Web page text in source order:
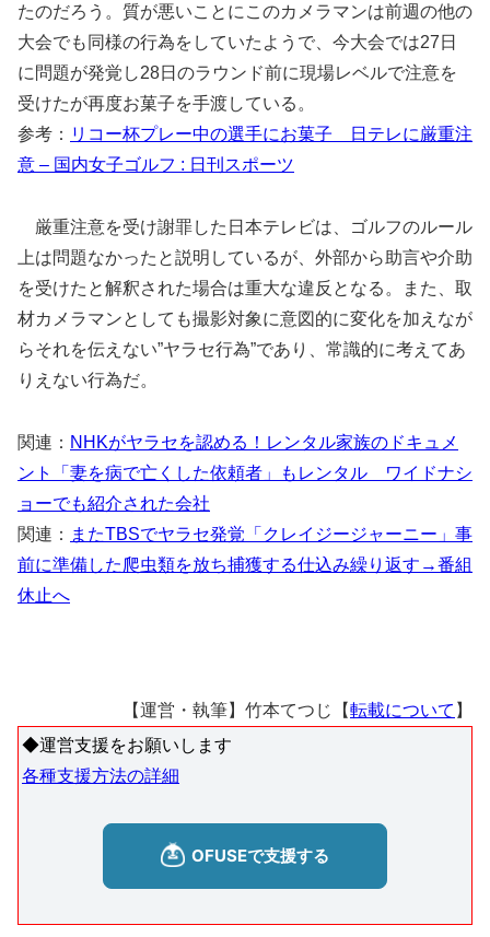
たのだろう。質が悪いことにこのカメラマンは前週の他の
大会でも同様の行為をしていたようで、今大会では27日
に問題が発覚し28日のラウンド前に現場レベルで注意を
受けたが再度お菓子を手渡している。
参考： リコー杯プレー中の選手にお菓子 日テレに厳重注
意 – 国内女子ゴルフ : 日刊スポーツ
厳重注意を受け謝罪した日本テレビは、ゴルフのルール
上は問題なかったと説明しているが、外部から助言や介助
を受けたと解釈された場合は重大な違反となる。また、取
材カメラマンとしても撮影対象に意図的に変化を加えなが
らそれを伝えない”ヤラセ行為”であり、常識的に考えてあ
りえない行為だ。
関連： NHKがヤラセを認める！レンタル家族のドキュメ
ント「妻を病で亡くした依頼者」もレンタル ワイドナシ
ョーでも紹介された会社
関連： またTBSでヤラセ発覚「クレイジージャーニー」事
前に準備した爬虫類を放ち捕獲する仕込み繰り返す→番組
休止へ
【運営・執筆】竹本てつじ【転載について 】
◆運営支援をお願いします
各種支援方法の詳細